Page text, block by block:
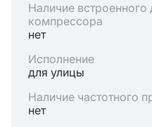
Наличие
компрессора
нет
Исполнение
для улицы
Наличие частотного
нет